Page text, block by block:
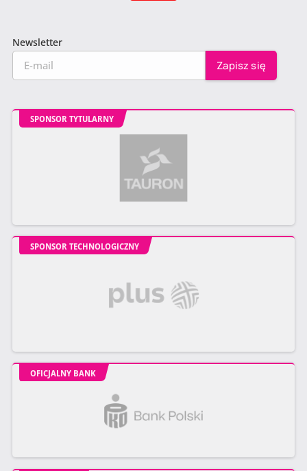
Newsletter
SPONSOR TYTULARNY
SPONSOR TECHNOLOGICZNY
OFICJALNY BANK